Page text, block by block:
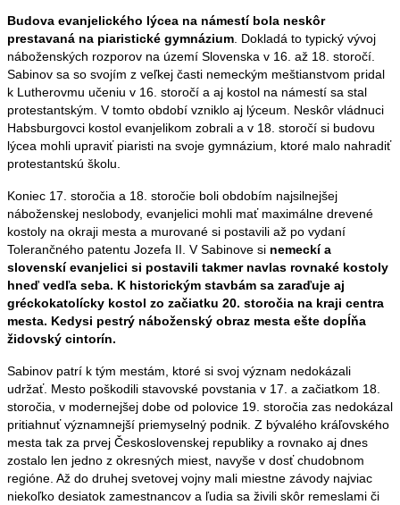
Budova evanjelického lýcea na námestí bola neskôr
prestavaná na piaristické gymnázium . Dokladá to typický vývoj
náboženských rozporov na území Slovenska v 16. až 18. storočí.
Sabinov sa so svojím z veľkej časti nemeckým meštianstvom pridal
k Lutherovmu učeniu v 16. storočí a aj kostol na námestí sa stal
protestantským. V tomto období vzniklo aj lýceum. Neskôr vládnuci
Habsburgovci kostol evanjelikom zobrali a v 18. storočí si budovu
lýcea mohli upraviť piaristi na svoje gymnázium, ktoré malo nahradiť
protestantskú školu.
Koniec 17. storočia a 18. storočie boli obdobím najsilnejšej
náboženskej neslobody, evanjelici mohli mať maximálne drevené
kostoly na okraji mesta a murované si postavili až po vydaní
Tolerančného patentu Jozefa II. V Sabinove si nemeckí a
slovenskí evanjelici si postavili takmer navlas rovnaké kostoly
hneď vedľa seba. K historickým stavbám sa zaraďuje aj
gréckokatolícky kostol zo začiatku 20. storočia na kraji centra
mesta. Kedysi pestrý náboženský obraz mesta ešte dopĺňa
židovský cintorín.
Sabinov patrí k tým mestám, ktoré si svoj význam nedokázali
udržať. Mesto poškodili stavovské povstania v 17. a začiatkom 18.
storočia, v modernejšej dobe od polovice 19. storočia zas nedokázal
pritiahnuť významnejší priemyselný podnik. Z bývalého kráľovského
mesta tak za prvej Československej republiky a rovnako aj dnes
zostalo len jedno z okresných miest, navyše v dosť chudobnom
regióne. Až do druhej svetovej vojny mali miestne závody najviac
niekoľko desiatok zamestnancov a ľudia sa živili skôr remeslami či